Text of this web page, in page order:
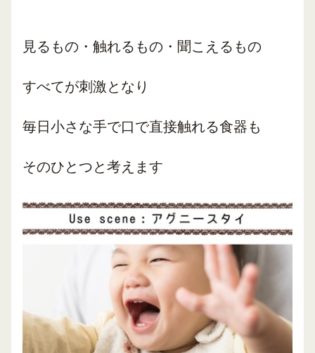
見るもの・触れるもの・聞こえるもの
すべてが刺激となり
毎日小さな手で口で直接触れる食器も
そのひとつと考えます